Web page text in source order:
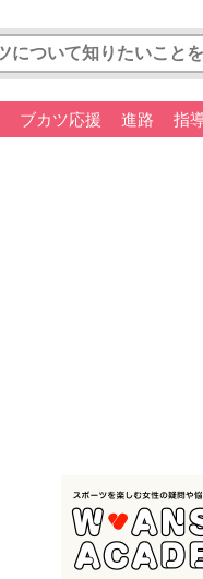
ブカツ応援 進路 指